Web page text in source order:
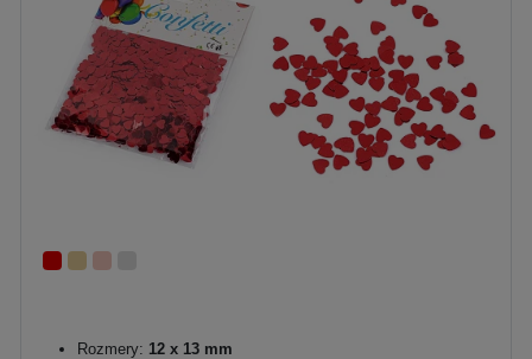
Rozmery: 12 x 13 mm